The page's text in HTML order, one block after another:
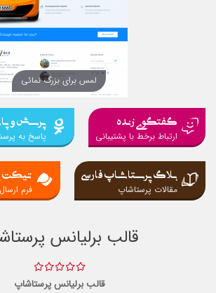
لمس برای بزرگ نمائی
گفتگوی زنده
ارتباط برخط با پشتیبانی
پرسش و
پاسخ به
بلاگ پرستاشاپ فارسی
مقالات پرستاشاپ
تیکت
فرم
قالب برلیانس
قالب برلیانس پرستاشاپ